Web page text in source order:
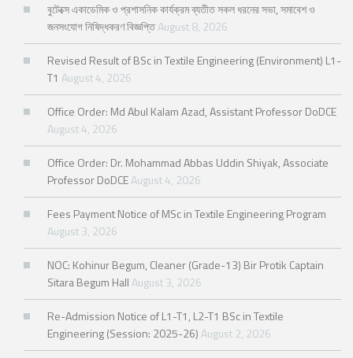
বুটেক্সে একাডেমিক ও প্রশাসনিক কার্যক্রম ব্যতীত সকল ধরনের সভা, সমাবেশ ও
জনসংযোগ নিষিদ্ধকরণ বিজ্ঞপ্তিAugust 8, 2026
Revised Result of BSc in Textile Engineering (Environment) L1-
T1 August 4, 2026
Office Order: Md Abul Kalam Azad, Assistant Professor DoDCE
August 4, 2026
Office Order: Dr. Mohammad Abbas Uddin Shiyak, Associate
Professor DoDCEAugust 4, 2026
Fees Payment Notice of MSc in Textile Engineering Program
August 3, 2026
NOC: Kohinur Begum, Cleaner (Grade-13) Bir Protik Captain
Sitara Begum HallAugust 3, 2026
Re-Admission Notice of L1-T1, L2-T1 BSc in Textile
Engineering (Session: 2025-26)August 2, 2026